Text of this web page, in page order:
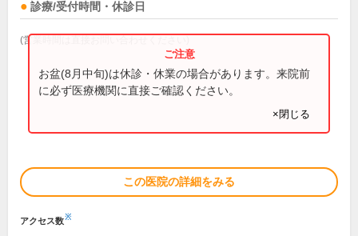
診療/受付時間・休診日
(営業時間は直接お問い合わせください)
お盆(8月中旬)は休診・休業の場合があります。来院前
に必ず医療機関に直接ご確認ください。
×閉じる
この医院の詳細をみる
アクセス数※